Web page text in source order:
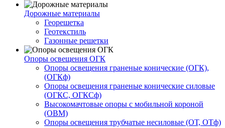
Дорожные материалы
Георешетка
Геотекстиль
Газонные решетки
Опоры освещения ОГК
Опоры освещения граненые конические (ОГК),
(ОГКф)
Опоры освещения граненые конические силовые
(ОГКС, ОГКСф)
Высокомачтовые опоры с мобильной короной
(ОВМ)
Опоры освещения трубчатые несиловые (ОТ, ОТф)